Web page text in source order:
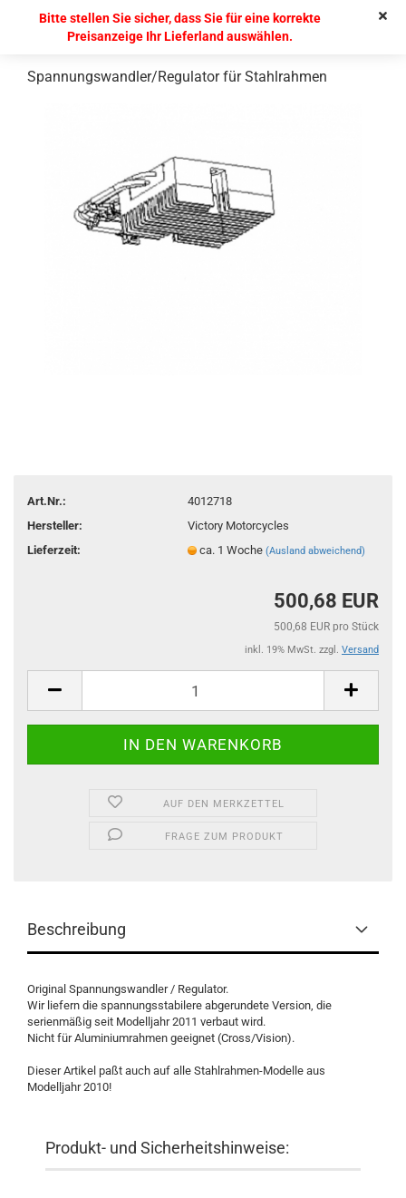
Bitte stellen Sie sicher, dass Sie für eine korrekte
Preisanzeige Ihr Lieferland auswählen.
Spannungswandler/Regulator für Stahlrahmen
Art.Nr.:
4012718
Hersteller:
Victory Motorcycles
Lieferzeit:
ca. 1 Woche (Ausland abweichend)
500,68 EUR
500,68 EUR pro Stück
inkl. 19% MwSt. zzgl. Versand
AUF DEN MERKZETTEL
FRAGE ZUM PRODUKT
Beschreibung
Original Spannungswandler / Regulator.
Wir liefern die spannungsstabilere abgerundete Version, die
serienmäßig seit Modelljahr 2011 verbaut wird.
Nicht für Aluminiumrahmen geeignet (Cross/Vision).
Dieser Artikel paßt auch auf alle Stahlrahmen-Modelle aus
Modelljahr 2010!
Produkt- und Sicherheitshinweise: